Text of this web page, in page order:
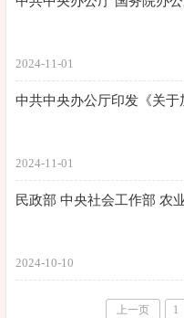
2024-11-01
2024-11-01
2024-10-10
上一页 1